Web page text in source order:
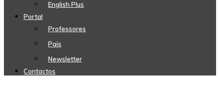
English Plus
Portal
Professores
Pais
Newsletter
Contactos